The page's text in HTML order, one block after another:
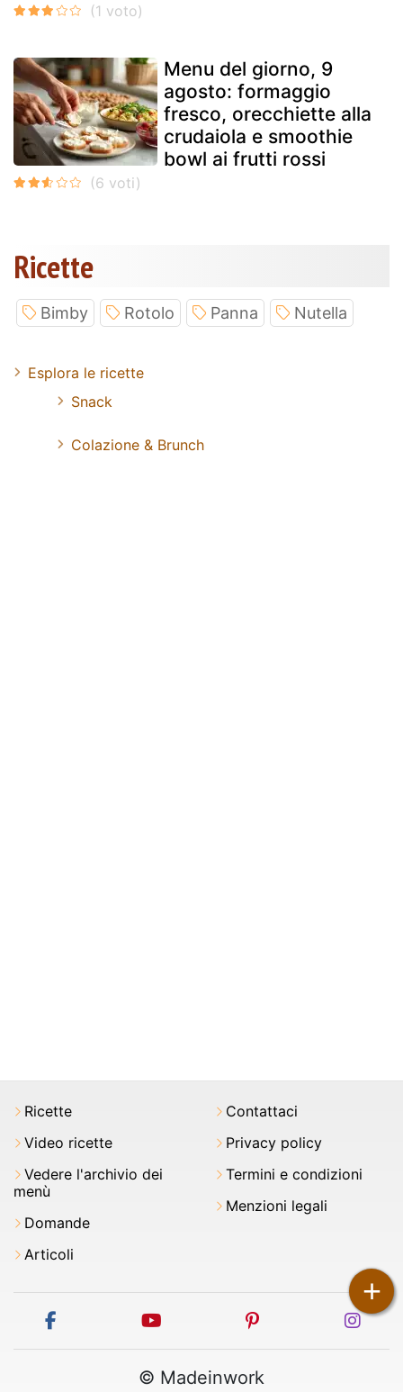
+
Menu del giorno, 9
agosto: formaggio
fresco, orecchiette alla
crudaiola e smoothie
bowl ai frutti rossi
Ricette
Bimby Rotolo Panna Nutella
Esplora le ricette
Snack
Colazione & Brunch
Ricette
Video ricette
Vedere l'archivio dei
menù
Domande
Articoli
Contattaci
Privacy policy
Termini e condizioni
Menzioni legali
facebook youtube pinterest
© Madeinwork